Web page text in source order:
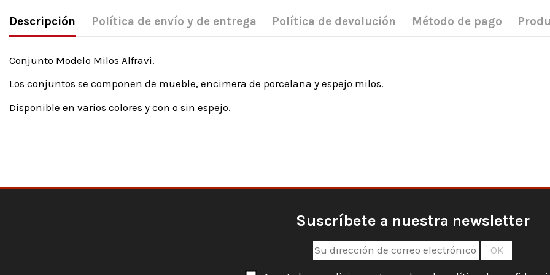
Descripción Política de envío y de entrega Política de devolución Método de pago
Conjunto Modelo Milos Alfravi.
Los conjuntos se componen de mueble, encimera de porcelana y espejo milos.
Disponible en varios colores y con o sin espejo.
Suscríbete a nuestra newsletter